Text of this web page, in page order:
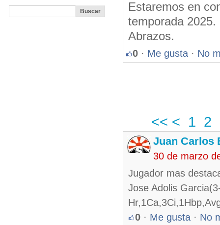
Estaremos en
temporada 2025.
Abrazos.
0 · Me gusta · No
<< < 1 2
Juan Carlos
30 de marzo
Jugador mas
Jose Adolis
0 · Me gusta · No